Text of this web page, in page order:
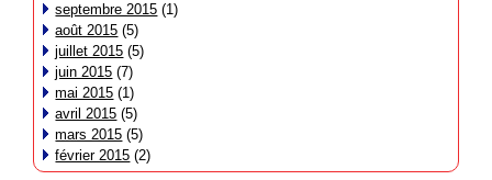
septembre 2015 (1)
août 2015 (5)
juillet 2015 (5)
juin 2015 (7)
mai 2015 (1)
avril 2015 (5)
mars 2015 (5)
février 2015 (2)